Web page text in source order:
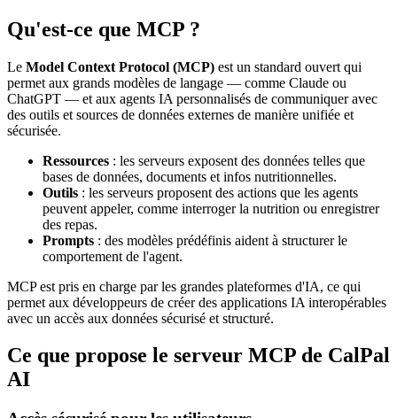
Qu'est-ce que MCP ?
Le Model Context Protocol (MCP) est un standard ouvert qui
permet aux grands modèles de langage — comme Claude ou
ChatGPT — et aux agents IA personnalisés de communiquer avec
des outils et sources de données externes de manière unifiée et
sécurisée.
Ressources : les serveurs exposent des données telles que
bases de données, documents et infos nutritionnelles.
Outils : les serveurs proposent des actions que les agents
peuvent appeler, comme interroger la nutrition ou enregistrer
des repas.
Prompts : des modèles prédéfinis aident à structurer le
comportement de l'agent.
MCP est pris en charge par les grandes plateformes d'IA, ce qui
permet aux développeurs de créer des applications IA interopérables
avec un accès aux données sécurisé et structuré.
Ce que propose le serveur MCP de CalPal
AI